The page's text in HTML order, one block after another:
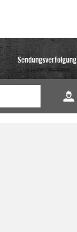
Sendungsverfolgung